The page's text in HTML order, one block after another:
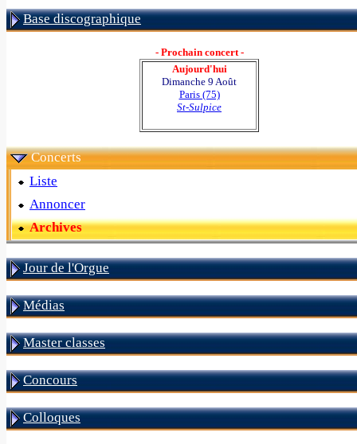
Base discographique
- Prochain concert -
Aujourd'hui
Dimanche 9 Août
Paris (75)
St-Sulpice
Concerts
Liste
Annoncer
Archives
Jour de l'Orgue
Médias
Master classes
Concours
Colloques